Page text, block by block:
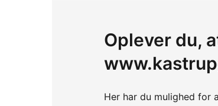
Oplever du,
Her har du mulighed for